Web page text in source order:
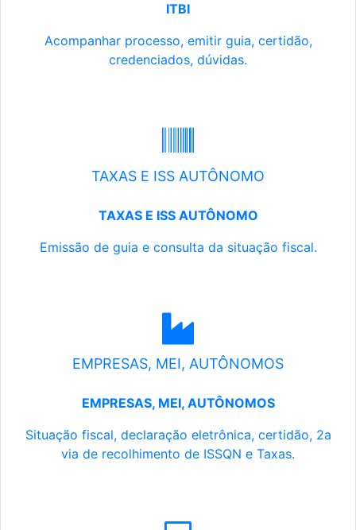
ITBI
Acompanhar processo, emitir guia, certidão,
credenciados, dúvidas.
TAXAS E ISS AUTÔNOMO
TAXAS E ISS AUTÔNOMO
Emissão de guia e consulta da situação fiscal.
EMPRESAS, MEI, AUTÔNOMOS
EMPRESAS, MEI, AUTÔNOMOS
Situação fiscal, declaração eletrônica, certidão, 2a
via de recolhimento de ISSQN e Taxas.